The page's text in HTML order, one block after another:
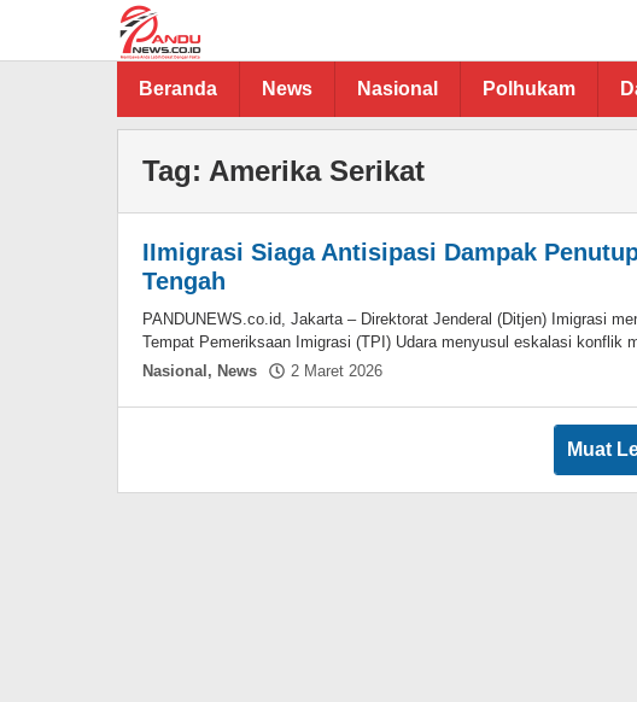
Beranda News Nasional Polhukam
Tag: Amerika Serikat
IImigrasi Siaga Antisipasi Dampak
Tengah
PANDUNEWS.co.id, Jakarta – Direktorat Jenderal (Ditjen) Imigrasi
Tempat Pemeriksaan Imigrasi (TPI) Udara menyusul eskalasi konflik
Nasional , News 2 Maret 2026
Muat